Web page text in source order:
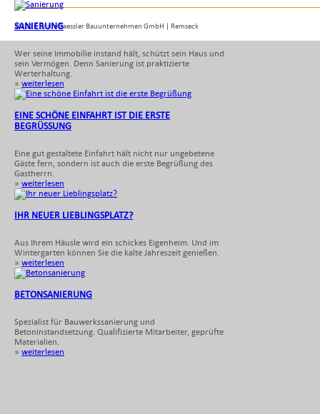
SANIERUNG
Wer seine Immobilie instand hält, schützt sein Haus und
sein Vermögen. Denn Sanierung ist praktizierte
Werterhaltung.
» weiterlesen
EINE SCHÖNE EINFAHRT IST DIE ERSTE
BEGRÜSSUNG
Eine gut gestaltete Einfahrt hält nicht nur ungebetene
Gäste fern, sondern ist auch die erste Begrüßung des
Gastherrn.
» weiterlesen
IHR NEUER LIEBLINGSPLATZ?
Aus Ihrem Häusle wird ein schickes Eigenheim. Und im
Wintergarten können Sie die kalte Jahreszeit genießen.
» weiterlesen
BETONSANIERUNG
Spezialist für Bauwerkssanierung und
Betoninstandsetzung. Qualifizierte Mitarbeiter, geprüfte
Materialien.
» weiterlesen
©2016 Eddie Baessler Bauunternehmen GmbH | Remseck